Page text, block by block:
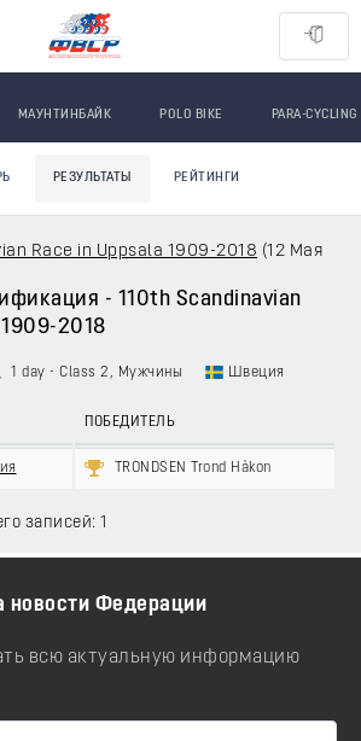
МАУНТИНБАЙК POLO BIKE PARA-CYCLING
РЕЗУЛЬТАТЫ РЕЙТИНГИ
Race in Uppsala 1909-2018 (12 Мая
- 110th Scandinavian
2018
1 day - Class 2 , Мужчины Швеция
ПОБЕДИТЕЛЬ
TRONDSEN Trond Håkon
записей: 1
новости Федерации
всю актуальную информацию